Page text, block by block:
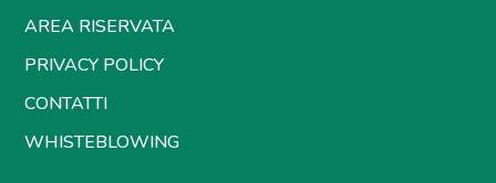
AREA RISERVATA
PRIVACY POLICY
CONTATTI
WHISTEBLOWING